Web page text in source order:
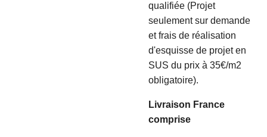
qualifiée (Projet
seulement sur demande
et frais de réalisation
d'esquisse de projet en
SUS du prix à 35€/m2
obligatoire).
Livraison France
comprise